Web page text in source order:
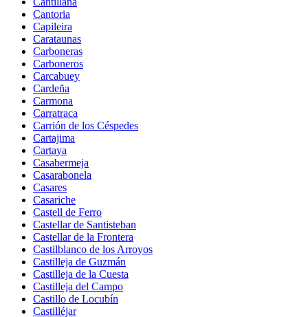
Cantoria
Capileira
Carataunas
Carboneras
Carboneros
Carcabuey
Cardeña
Carmona
Carratraca
Carrión de los Céspedes
Cartajima
Cartaya
Casabermeja
Casarabonela
Casares
Casariche
Castell de Ferro
Castellar de Santisteban
Castellar de la Frontera
Castilblanco de los Arroyos
Castilleja de Guzmán
Castilleja de la Cuesta
Castilleja del Campo
Castillo de Locubín
Castilléjar